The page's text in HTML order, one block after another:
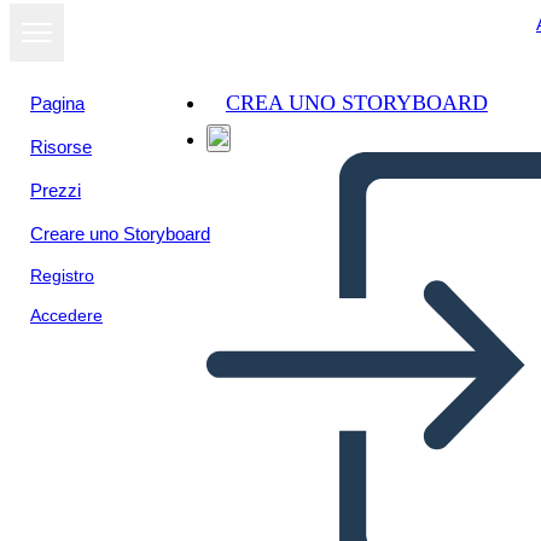
Pagina
Risorse
Prezzi
Creare uno Storyboard
Registro
Accedere
CREA UNO STORYBOARD